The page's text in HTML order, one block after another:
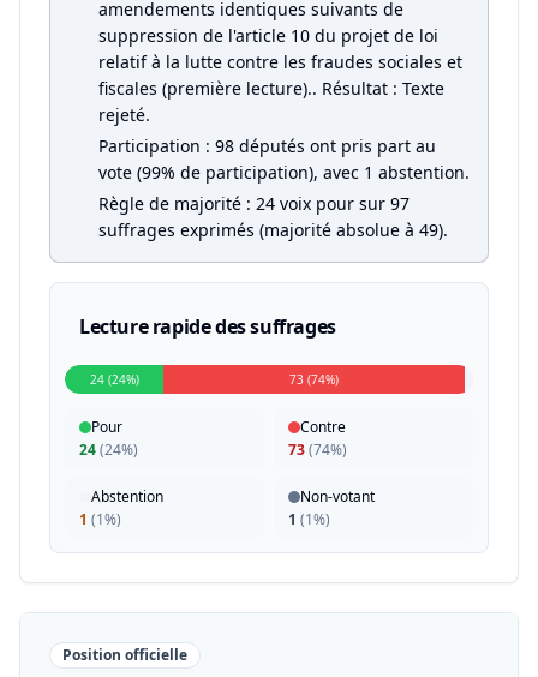
amendements identiques suivants de
suppression de l'article 10 du projet de loi
relatif à la lutte contre les fraudes sociales et
fiscales (première lecture).. Résultat : Texte
rejeté.
Participation : 98 députés ont pris part au
vote (99% de participation), avec 1 abstention.
Règle de majorité : 24 voix pour sur 97
suffrages exprimés (majorité absolue à 49).
Lecture rapide des suffrages
24 (24%) 73 (74%)
Pour
24(24%)
Contre
73(74%)
Abstention
1 (1%)
Non-votant
1 (1%)
Position officielle